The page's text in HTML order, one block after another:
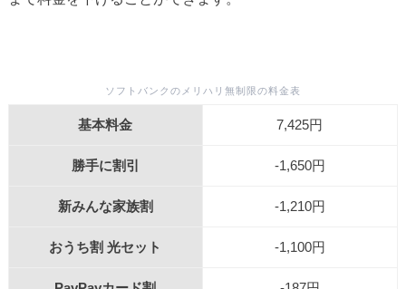
ソフトバンクのメリハリ無制限の料金表
基本料金 7,425円
勝手に割引 -1,650円
新みんな家族割 -1,210円
おうち割 光セット -1,100円